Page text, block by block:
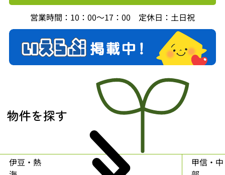
営業時間：10：00～17：00 定休日：土日祝
物件を探す
伊豆・熱
甲信・中